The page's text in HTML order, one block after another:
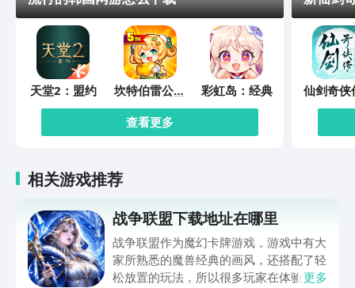
天堂2：盟约 坎特伯雷公主
与骑士唤醒冠
军之剑的奇幻
冒险
彩虹岛：经典
查看更多
仙剑奇侠
缘起
相关游戏推荐
战争联盟下载地址在哪里
战争联盟作为魔幻卡牌游戏，游戏中有大
家所熟悉的魔兽经典的画风，还搭配了轻
松放置的玩法，所以很多玩家在体验之前
更多